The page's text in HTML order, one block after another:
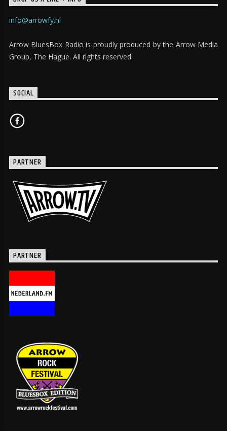
info@arrowfy.nl
Arrow BluesBox Radio is proudly produced by the Arrow Media
Group, The Hague. All rights reserved.
SOCIAL
PARTNER
PARTNER